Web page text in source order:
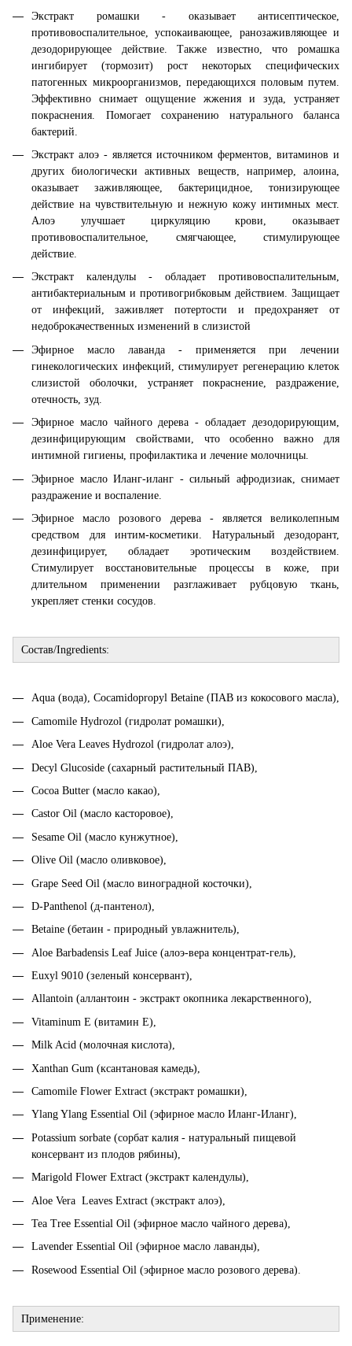
Экстракт ромашки - оказывает антисептическое,
противовоспалительное, успокаивающее, ранозаживляющее и
дезодорирующее действие. Также известно, что ромашка
ингибирует (тормозит) рост некоторых специфических
патогенных микроорганизмов, передающихся половым путем.
Эффективно снимает ощущение жжения и зуда, устраняет
покраснения. Помогает сохранению натурального баланса
бактерий.
Экстракт алоэ - является источником ферментов, витаминов и
других биологически активных веществ, например, алоина,
оказывает заживляющее, бактерицидное, тонизирующее
действие на чувствительную и нежную кожу интимных мест.
Алоэ улучшает циркуляцию крови, оказывает
противовоспалительное, смягчающее, стимулирующее
действие.
Экстракт календулы - обладает противовоспалительным,
антибактериальным и противогрибковым действием. Защищает
от инфекций, заживляет потертости и предохраняет от
недоброкачественных изменений в слизистой
Эфирное масло лаванда - применяется при лечении
гинекологических инфекций, стимулирует регенерацию клеток
слизистой оболочки, устраняет покраснение, раздражение,
отечность, зуд.
Эфирное масло чайного дерева - обладает дезодорирующим,
дезинфицирующим свойствами, что особенно важно для
интимной гигиены, профилактика и лечение молочницы.
Эфирное масло Иланг-иланг - сильный афродизиак, снимает
раздражение и воспаление.
Эфирное масло розового дерева - является великолепным
средством для интим-косметики. Натуральный дезодорант,
дезинфицирует, обладает эротическим воздействием.
Стимулирует восстановительные процессы в коже, при
длительном применении разглаживает рубцовую ткань,
укрепляет стенки сосудов.
Состав/Ingredients:
Aqua (вода), Cocamidopropyl Betaine (ПАВ из кокосового масла),
Camomile Hydrozol (гидролат ромашки),
Aloe Vera Leaves Hydrozol (гидролат алоэ),
Decyl Glucoside (сахарный растительный ПАВ),
Cocoa Butter (масло какао),
Castor Oil (масло касторовое),
Sesame Oil (масло кунжутное),
Olive Oil (масло оливковое),
Grape Seed Oil (масло виноградной косточки),
D-Panthenol (д-пантенол),
Betaine (бетаин - природный увлажнитель),
Aloe Barbadensis Leaf Juice (алоэ-вера концентрат-гель),
Euxyl 9010 (зеленый консервант),
Аllantoin (аллантоин - экстракт окопника лекарственного),
Vitaminum E (витамин Е),
Milk Acid (молочная кислота),
Xanthan Gum (ксантановая камедь),
Camomile Flower Extract (экстракт ромашки),
Ylang Ylang Essential Oil (эфирное масло Иланг-Иланг),
Potassium sorbate (сорбат калия - натуральный пищевой
консервант из плодов рябины),
Marigold Flower Extract (экстракт календулы),
Aloe Vera Leaves Extract (экстракт алоэ),
Tea Tree Essential Oil (эфирное масло чайного дерева),
Lavender Essential Oil (эфирное масло лаванды),
Rosewood Essential Oil (эфирное масло розового дерева).
Применение: